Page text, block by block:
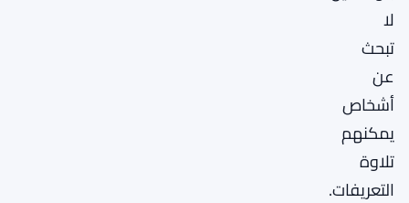
لا
تبحث
عن
أشخاص
يمكنهم
تلاوة
التعريفات.